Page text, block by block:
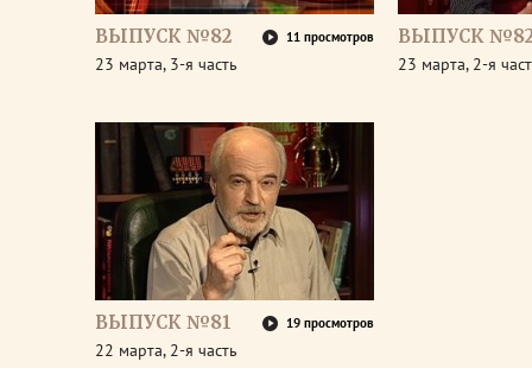
ВЫПУСК №82 11 просмотров
23 марта, 3-я часть
ВЫПУСК
23 марта, 2-я
ВЫПУСК №81 19 просмотров
22 марта, 2-я часть